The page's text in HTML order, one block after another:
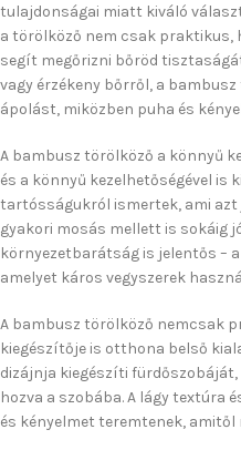
tulajdonságai miatt kiváló
a törölköző nem csak praktikus,
segít megőrizni bőröd
vagy érzékeny bőrről, a
ápolást, miközben puha és
A bambusz törölköző a könnyű
és a könnyű kezelhetőségével is
tartósságukról ismertek, ami azt
gyakori mosás mellett is sokáig
környezetbarátság is jelentős –
amelyet káros vegyszerek
A bambusz törölköző nemcsak
kiegészítője is otthona belső
dizájnja kiegészíti
hozva a szobába. A lágy textúra
és kényelmet teremtenek,